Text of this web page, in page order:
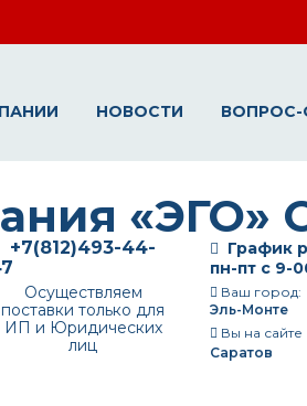
НОВОСТИ ВОПРОС-
График
пн-пт с 9-
Ваш город:
Эль-Монте
Вы на
Саратов
+7(812)493-44-
Осуществляем
поставки только для
ИП и Юридических
лиц